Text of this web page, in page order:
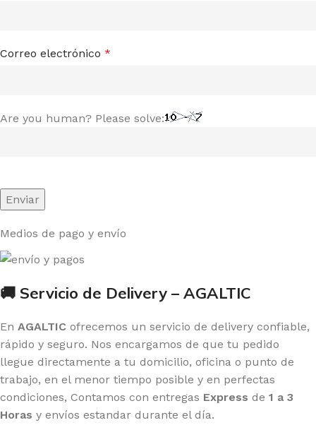
Correo electrónico *
Are you human? Please solve:
Medios de pago y envío
🚚 Servicio de Delivery – AGALTIC
En AGALTIC ofrecemos un servicio de delivery confiable,
rápido y seguro. Nos encargamos de que tu pedido
llegue directamente a tu domicilio, oficina o punto de
trabajo, en el menor tiempo posible y en perfectas
condiciones, Contamos con entregas Express de 1 a 3
Horas y envíos estandar durante el día.